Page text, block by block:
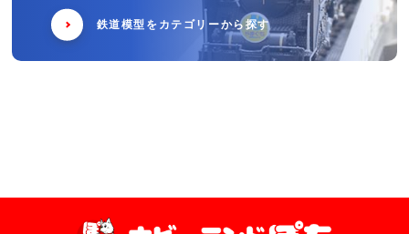
鉄道模型をカテゴリーから探す